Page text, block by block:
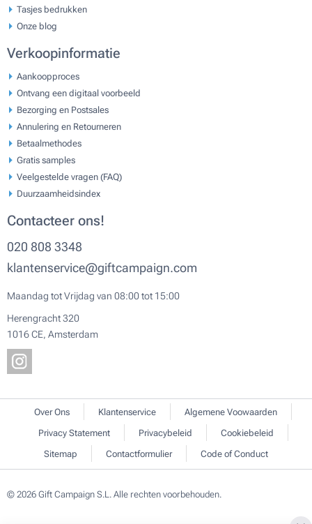
Tasjes bedrukken
Onze blog
Verkoopinformatie
Aankoopproces
Ontvang een digitaal voorbeeld
Bezorging en Postsales
Annulering en Retourneren
Betaalmethodes
Gratis samples
Veelgestelde vragen (FAQ)
Duurzaamheidsindex
Contacteer ons!
020 808 3348
klantenservice@giftcampaign.com
Maandag tot Vrijdag van 08:00 tot 15:00
Herengracht 320
1016 CE, Amsterdam
Over Ons Klantenservice
Algemene Voowaarden
Privacy Statement
Privacybeleid
Cookiebeleid
Sitemap
Contactformulier Code of Conduct
© 2026 Gift Campaign S.L. Alle rechten voorbehouden.